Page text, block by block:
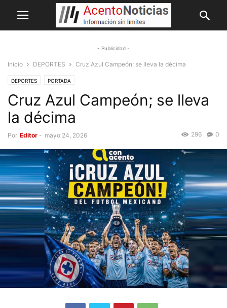
- Publicidad -
Inicio DEPORTES Cruz Azul Campeón; se lleva la décima
DEPORTES PORTADA
Cruz Azul Campeón; se lleva
la décima
Por Editor - mayo 24, 2026 0
296